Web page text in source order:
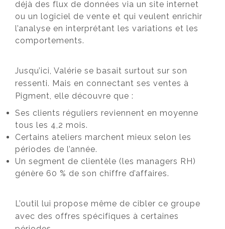
déjà des flux de données via un site internet
ou un logiciel de vente et qui veulent enrichir
l’analyse en interprétant les variations et les
comportements.
Jusqu’ici, Valérie se basait surtout sur son
ressenti. Mais en connectant ses ventes à
Pigment, elle découvre que :
Ses clients réguliers reviennent en moyenne
tous les 4,2 mois.
Certains ateliers marchent mieux selon les
périodes de l’année.
Un segment de clientèle (les managers RH)
génère 60 % de son chiffre d’affaires.
L’outil lui propose même de cibler ce groupe
avec des offres spécifiques à certaines